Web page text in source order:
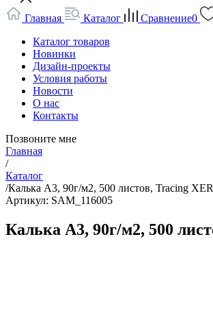
Главная Каталог Сравнение0
Каталог товаров
Новинки
Дизайн-проекты
Условия работы
Новости
О нас
Контакты
Позвоните мне
Главная
/
Каталог
/Калька А3, 90г/м2, 500 листов, Tracing
Артикул: SAM_116005
Калька А3, 90г/м2, 500